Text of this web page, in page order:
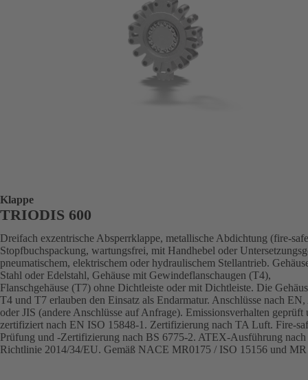
Klappe
TRIODIS 600
Dreifach exzentrische Absperrklappe, metallische Abdichtung (fire-
Stopfbuchspackung, wartungsfrei, mit Handhebel oder
pneumatischem, elektrischem oder hydraulischem Stellantrieb.
Stahl oder Edelstahl, Gehäuse mit Gewindeflanschaugen (T4),
Flanschgehäuse (T7) ohne Dichtleiste oder mit Dichtleiste. Die
T4 und T7 erlauben den Einsatz als Endarmatur. Anschlüsse nach
oder JIS (andere Anschlüsse auf Anfrage). Emissionsverhalten geprüft
zertifiziert nach EN ISO 15848-1. Zertifizierung nach TA Luft. Fire-
Prüfung und -Zertifizierung nach BS 6775-2. ATEX-Ausführung nach
Richtlinie 2014/34/EU. Gemäß NACE MR0175 / ISO 15156 und